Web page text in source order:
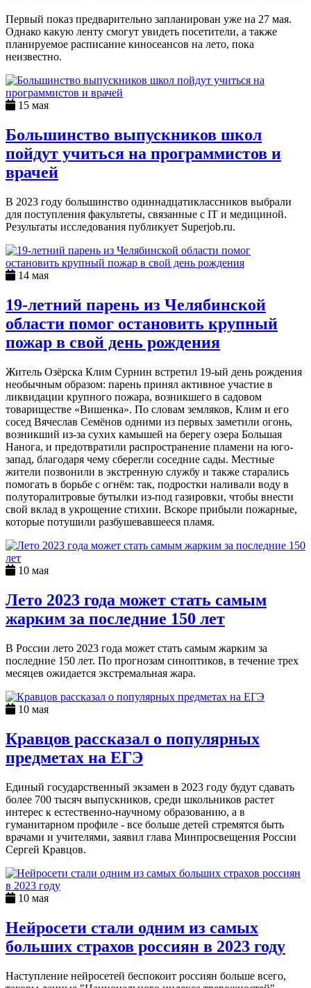
Первый показ предварительно запланирован уже на 27 мая.
Однако какую ленту смогут увидеть посетители, а также
планируемое расписание киносеансов на лето, пока
неизвестно.
15 мая
Большинство выпускников школ
пойдут учиться на программистов и
врачей
В 2023 году большинство одиннадцатиклассников выбрали
для поступления факультеты, связанные с IT и медициной.
Результаты исследования публикует Superjob.ru.
14 мая
19-летний парень из Челябинской
области помог остановить крупный
пожар в свой день рождения
Житель Озёрска Клим Сурнин встретил 19-ый день рождения
необычным образом: парень принял активное участие в
ликвидации крупного пожара, возникшего в садовом
товариществе «Вишенка». По словам земляков, Клим и его
сосед Вячеслав Семёнов одними из первых заметили огонь,
возникший из-за сухих камышей на берегу озера Большая
Нанога, и предотвратили распространение пламени на юго-
запад, благодаря чему сберегли соседние сады. Местные
жители позвонили в экстренную службу и также старались
помогать в борьбе с огнём: так, подростки наливали воду в
полуторалитровые бутылки из-под газировки, чтобы внести
свой вклад в укрощение стихии. Вскоре прибыли пожарные,
которые потушили разбушевавшееся пламя.
10 мая
Лето 2023 года может стать самым
жарким за последние 150 лет
В России лето 2023 года может стать самым жарким за
последние 150 лет. По прогнозам синоптиков, в течение трех
месяцев ожидается экстремальная жара.
10 мая
Кравцов рассказал о популярных
предметах на ЕГЭ
Единый государственный экзамен в 2023 году будут сдавать
более 700 тысяч выпускников, среди школьников растет
интерес к естественно-научному образованию, а в
гуманитарном профиле - все больше детей стремятся быть
врачами и учителями, заявил глава Минпросвещения России
Сергей Кравцов.
10 мая
Нейросети стали одним из самых
больших страхов россиян в 2023 году
Наступление нейросетей беспокоит россиян больше всего,